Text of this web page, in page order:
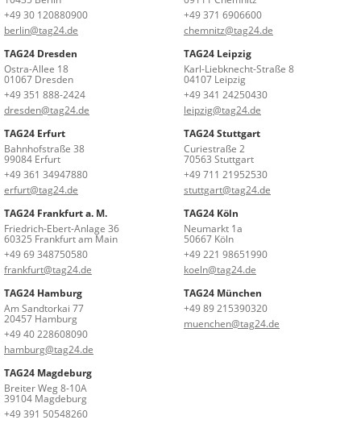
+49 30 120880900
berlin@tag24.de
+49 371 6906600
chemnitz@tag24.de
TAG24 Dresden
Ostra-Allee 18
01067 Dresden
+49 351 888-2424
dresden@tag24.de
TAG24 Leipzig
Karl-Liebknecht-Straße 8
04107 Leipzig
+49 341 24250430
leipzig@tag24.de
TAG24 Erfurt
Bahnhofstraße 38
99084 Erfurt
+49 361 34947880
erfurt@tag24.de
TAG24 Stuttgart
Curiestraße 2
70563 Stuttgart
+49 711 21952530
stuttgart@tag24.de
TAG24 Frankfurt a. M.
Friedrich-Ebert-Anlage 36
60325 Frankfurt am Main
+49 69 348750580
frankfurt@tag24.de
TAG24 Köln
Neumarkt 1a
50667 Köln
+49 221 98651990
koeln@tag24.de
TAG24 Hamburg
Am Sandtorkai 77
20457 Hamburg
+49 40 228608090
hamburg@tag24.de
TAG24 München
+49 89 215390320
muenchen@tag24.de
TAG24 Magdeburg
Breiter Weg 8-10A
39104 Magdeburg
+49 391 50548260